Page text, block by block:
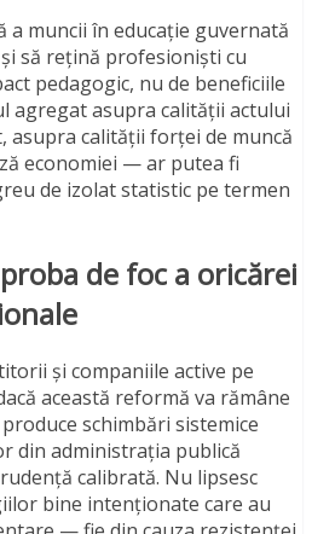
a muncii în educație guvernată
să rețină profesioniști cu
pedagogic, nu de beneficiile
agregat asupra calității actului
asupra calității forței de muncă
economiei — ar putea fi
de izolat statistic pe termen
de foc a oricărei
și companiile active pe
această reformă va rămâne
schimbări sistemice
din administrația publică
calibrată. Nu lipsesc
bine intenționate care au